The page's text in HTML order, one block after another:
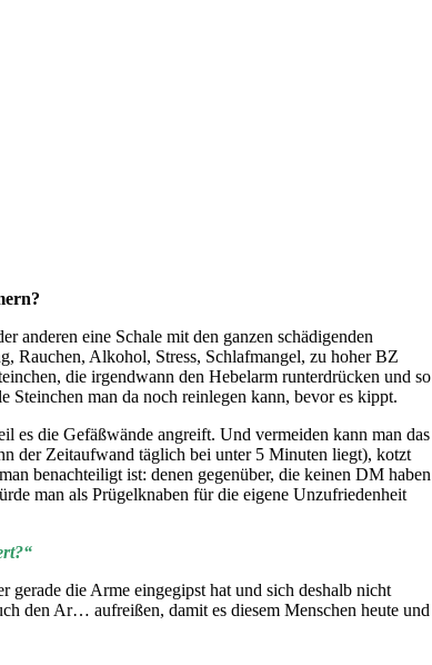
anderen eine Schale mit den ganzen schädigenden
Rauchen, Alkohol, Stress, Schlafmangel, zu hoher BZ
die irgendwann den Hebelarm runterdrücken und so
man da noch reinlegen kann, bevor es kippt.
es die Gefäßwände angreift. Und vermeiden kann man das
der Zeitaufwand täglich bei unter 5 Minuten liegt), kotzt
benachteiligt ist: denen gegenüber, die keinen DM haben
man als Prügelknaben für die eigene Unzufriedenheit
gerade die Arme eingegipst hat und sich deshalb nicht
den Ar… aufreißen, damit es diesem Menschen heute und